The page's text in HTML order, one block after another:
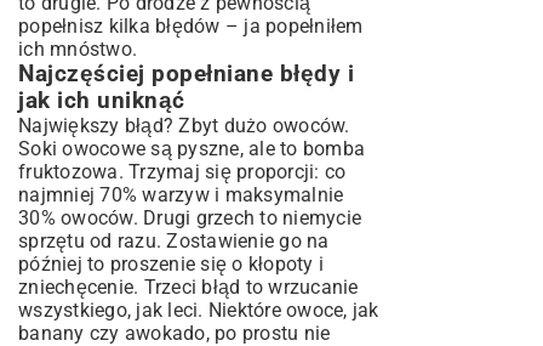
popełnisz kilka błędów – ja popełniłem
ich mnóstwo.
Najczęściej popełniane błędy i
jak ich uniknąć
Największy błąd? Zbyt dużo owoców.
Soki owocowe są pyszne, ale to bomba
fruktozowa. Trzymaj się proporcji: co
najmniej 70% warzyw i maksymalnie
30% owoców. Drugi grzech to niemycie
sprzętu od razu. Zostawienie go na
później to proszenie się o kłopoty i
zniechęcenie. Trzeci błąd to wrzucanie
wszystkiego, jak leci. Niektóre owoce, jak
banany czy awokado, po prostu nie